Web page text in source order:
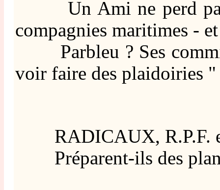
Un Ami ne perd pas
compagnies maritimes -
Parbleu ? Ses
voir faire des plaidoiries
RADICAUX, R.P.F. et
Préparent-ils des plans